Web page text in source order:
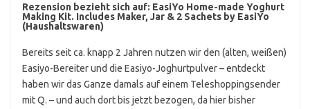
Rezension bezieht sich auf: EasiYo Home-made Yoghurt
Making Kit. Includes Maker, Jar & 2 Sachets by EasiYo
(Haushaltswaren)
Bereits seit ca. knapp 2 Jahren nutzen wir den (alten, weißen)
Easiyo-Bereiter und die Easiyo-Joghurtpulver – entdeckt
haben wir das Ganze damals auf einem Teleshoppingsender
mit Q. – und auch dort bis jetzt bezogen, da hier bisher